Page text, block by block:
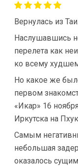
Вернулась из
Наслушавшись
перелета как
ко всему
Но какое же
первом
«Икар» 16
Иркутска на
Самым
небольшая
оказалось